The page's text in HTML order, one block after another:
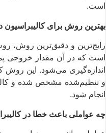
است.
بهترین روش برای
است که در آن مقدار خروجی
اندازه‌گیری می‌شود. این روش
و تنظیم‌شده مشخص شده و
انجام شود.
چه عواملی باعث خطا در